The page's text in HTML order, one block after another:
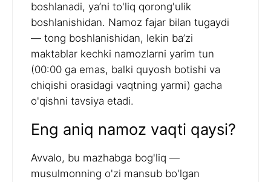
boshlanadi, ya’ni to'liq qorong'ulik
boshlanishidan. Namoz fajar bilan tugaydi
— tong boshlanishidan, lekin ba’zi
maktablar kechki namozlarni yarim tun
(00:00 ga emas, balki quyosh botishi va
chiqishi orasidagi vaqtning yarmi) gacha
o'qishni tavsiya etadi.
Eng aniq namoz vaqti qaysi?
Avvalo, bu mazhabga bog'liq —
musulmonning o'zi mansub bo'lgan